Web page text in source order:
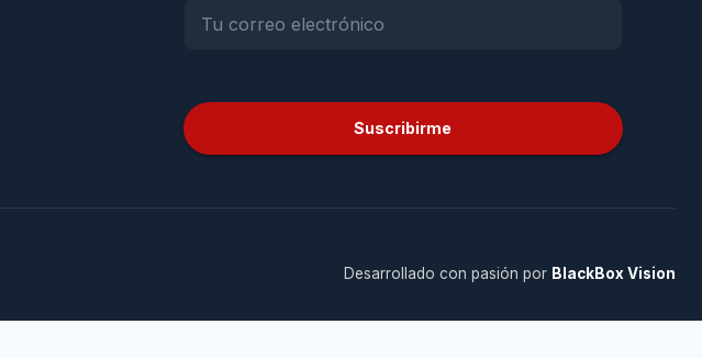
Suscribirme
Desarrollado con pasión por BlackBox Vision